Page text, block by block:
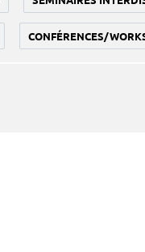
CONFÉRENCES/